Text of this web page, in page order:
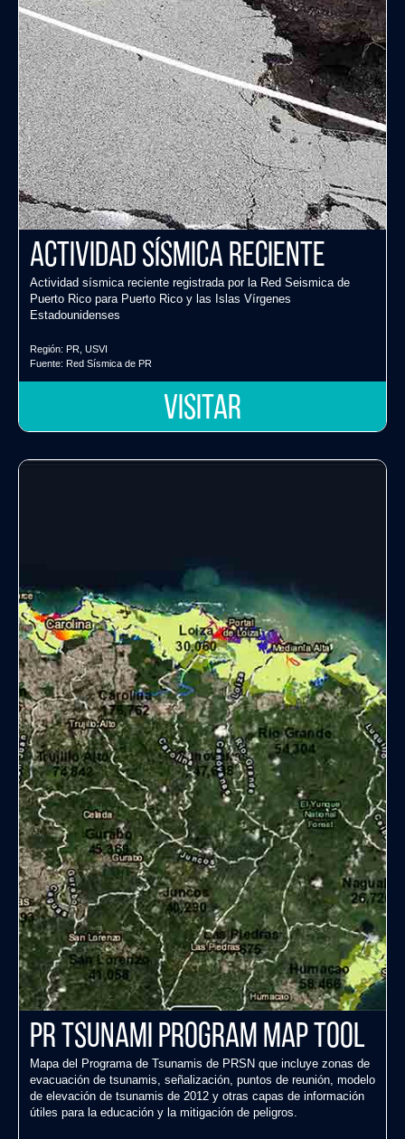
Actividad Sísmica Reciente
Actividad sísmica reciente registrada por la Red Seismica de
Puerto Rico para Puerto Rico y las Islas Vírgenes
Estadounidenses
Región: PR USVI
Fuente: Red Sísmica de PR
VISITAR
PR Tsunami Program Map Tool
Mapa del Programa de Tsunamis de PRSN que incluye zonas de
evacuación de tsunamis, señalización, puntos de reunión, modelo
de elevación de tsunamis de 2012 y otras capas de información
útiles para la educación y la mitigación de peligros.